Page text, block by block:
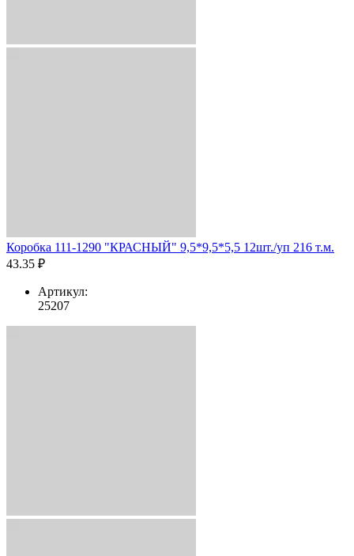
Коробка 111-1290 "КРАСНЫЙ" 9,5*9,5*5,5 12шт./уп 216 т.м.
43.35 ₽
Артикул:
25207